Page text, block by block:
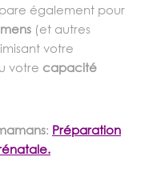
également pour
(et autres
votre
votre capacité
: Préparation